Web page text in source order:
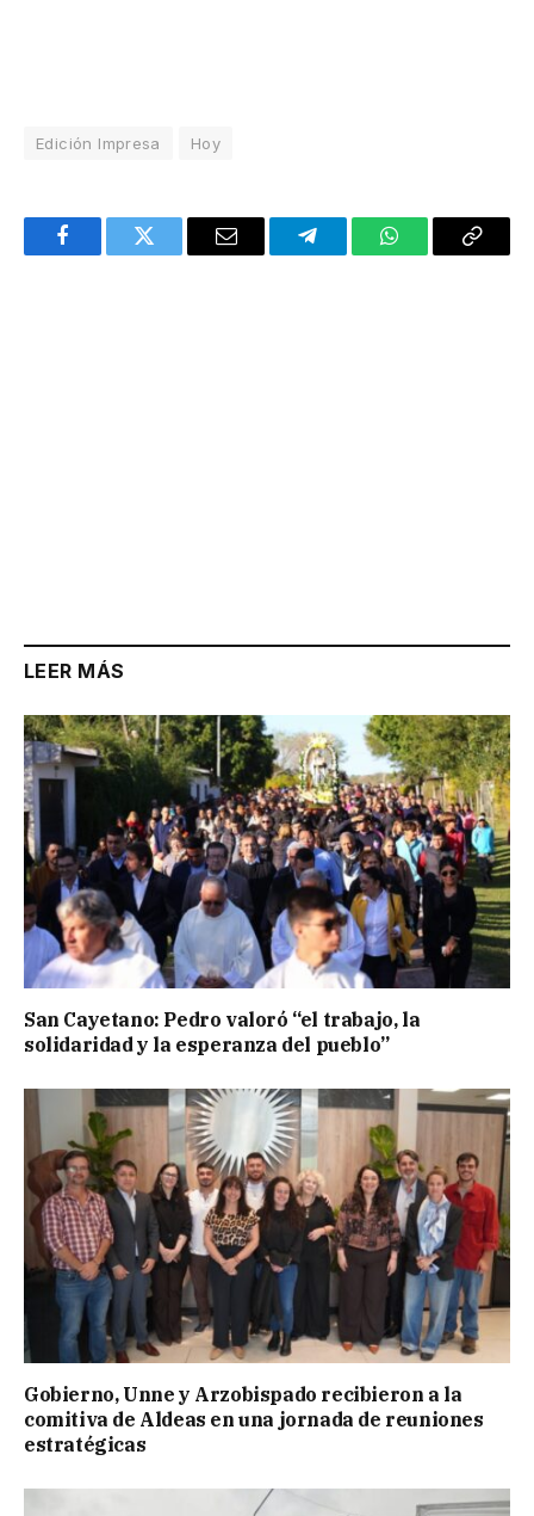
Edición Impresa Hoy
FacebookTwitter Email TelegramWhatsAppCopy
LEER MÁS
San Cayetano: Pedro valoró “el trabajo, la
solidaridad y la esperanza del pueblo”
Gobierno, Unne y Arzobispado recibieron a la
comitiva de Aldeas en una jornada de reuniones
estratégicas